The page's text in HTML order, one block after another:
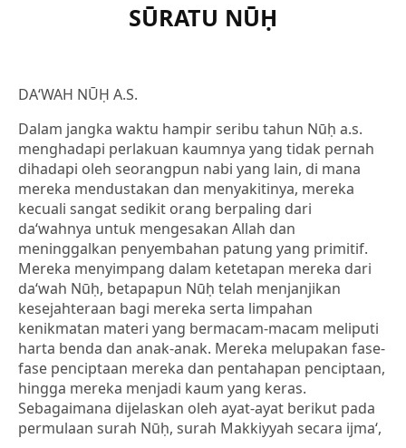
SŪRATU NŪḤ
DA‘WAH NŪḤ A.S.
Dalam jangka waktu hampir seribu tahun Nūḥ a.s.
menghadapi perlakuan kaumnya yang tidak pernah
dihadapi oleh seorangpun nabi yang lain, di mana
mereka mendustakan dan menyakitinya, mereka
kecuali sangat sedikit orang berpaling dari
da‘wahnya untuk mengesakan Allah dan
meninggalkan penyembahan patung yang primitif.
Mereka menyimpang dalam ketetapan mereka dari
da‘wah Nūḥ, betapapun Nūḥ telah menjanjikan
kesejahteraan bagi mereka serta limpahan
kenikmatan materi yang bermacam-macam meliputi
harta benda dan anak-anak. Mereka melupakan fase-
fase penciptaan mereka dan pentahapan penciptaan,
hingga mereka menjadi kaum yang keras.
Sebagaimana dijelaskan oleh ayat-ayat berikut pada
permulaan surah Nūḥ, surah Makkiyyah secara ijma‘,